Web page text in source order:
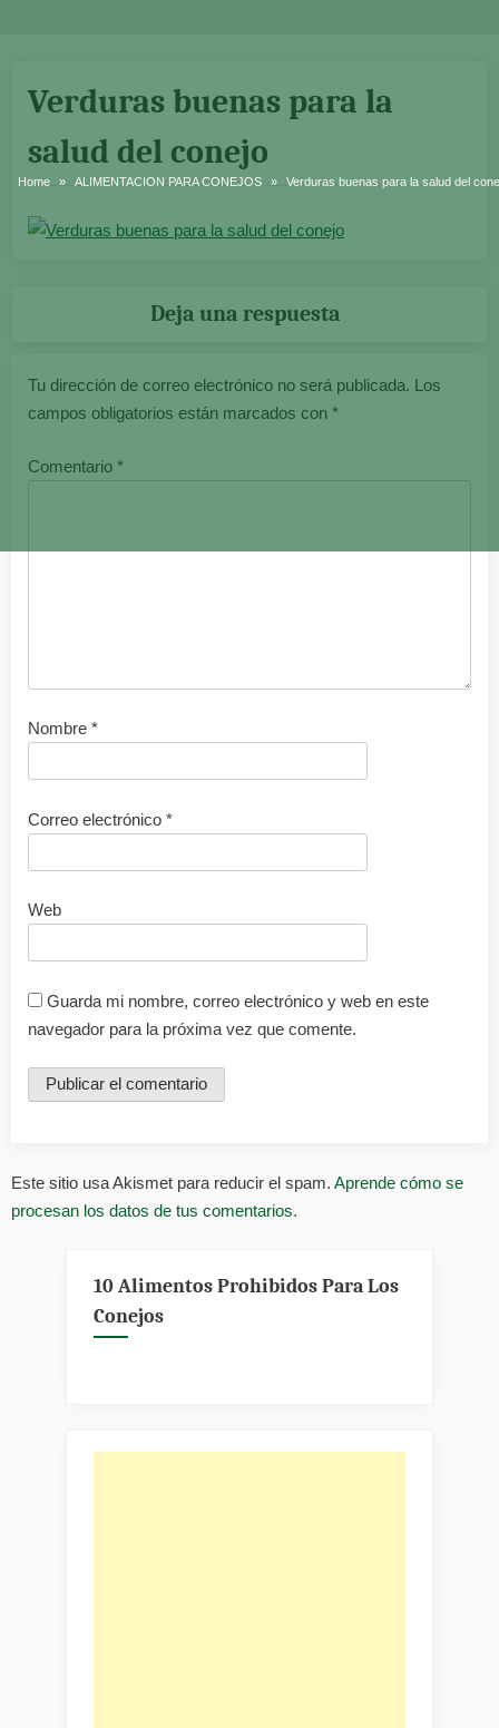
Home ALIMENTACION PARA CONEJOS Verduras buenas para la salud del
Verduras buenas para la
salud del conejo
Deja una respuesta
Tu dirección de correo electrónico no será publicada. Los
campos obligatorios están marcados con *
Comentario *
Nombre *
Correo electrónico *
Web
Guarda mi nombre, correo electrónico y web en este
navegador para la próxima vez que comente.
Este sitio usa Akismet para reducir el spam. Aprende cómo se
procesan los datos de tus comentarios.
10 Alimentos Prohibidos Para Los
Conejos